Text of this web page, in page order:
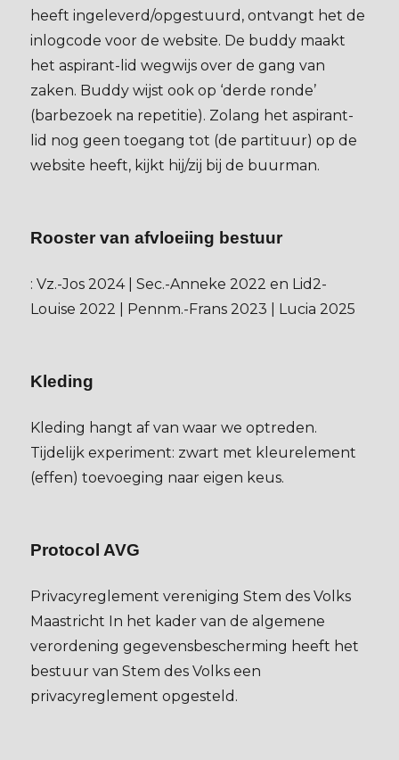
heeft ingeleverd/opgestuurd, ontvangt het de
inlogcode voor de website. De buddy maakt
het aspirant-lid wegwijs over de gang van
zaken. Buddy wijst ook op ‘derde ronde’
(barbezoek na repetitie). Zolang het aspirant-
lid nog geen toegang tot (de partituur) op de
website heeft, kijkt hij/zij bij de buurman.
Rooster van afvloeiing bestuur
: Vz.-Jos 2024 | Sec.-Anneke 2022 en Lid2-
Louise 2022 | Pennm.-Frans 2023 | Lucia 2025
Kleding
Kleding hangt af van waar we optreden.
Tijdelijk experiment: zwart met kleurelement
(effen) toevoeging naar eigen keus.
Protocol AVG
Privacyreglement vereniging Stem des Volks
Maastricht In het kader van de algemene
verordening gegevensbescherming heeft het
bestuur van Stem des Volks een
privacyreglement opgesteld.